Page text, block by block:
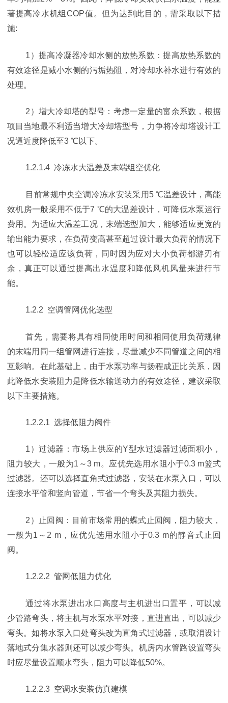
著提高冷水机组COP值。但为达到此目的，需采取以下措
施:
1）提高冷凝器冷却水侧的放热系数：提高放热系数的
有效途径是减小水侧的污垢热阻，对冷却水补水进行有效的
处理。
2）增大冷却塔的型号：考虑一定量的富余系数，根据
项目当地最不利适当增大冷却塔型号，力争将冷却塔设计工
况逼近度降低至3 ℃以下。
1.2.1.4 冷冻水大温差及末端组空优化
目前常规中央空调冷冻水安装采用5 ℃温差设计，高能
效机房一般采用不低于7 ℃的大温差设计，可降低水泵运行
费用。为适应大温差工况，末端选型加大，能够适应更宽的
输出能力要求，在负荷变高甚至超过设计最大负荷的情况下
也可以轻松适应该负荷，同时因为应对大小负荷都游刃有
余，真正可以通过提高出水温度和降低风机风量来进行节
能。
1.2.2 空调管网优化选型
首先，需要将具有相同使用时间和相同使用负荷规律
的末端用同一组管网进行连接，尽量减少不同管道之间的相
互影响。在此基础上，由于水泵功率与扬程成正比关系，因
此降低水安装阻力是降低水输送动力的有效途径，建议采取
以下主要措施。
1.2.2.1 选择低阻力阀件
1）过滤器：市场上供应的Y型水过滤器过滤面积小，
阻力较大，一般为1～3 m。应优先选用水阻小于0.3 m篮式
过滤器。还可以选择直角式过滤器，安装在水泵入口，可以
连接水平管和竖向管道，节省一个弯头及其阻力损失。
2）止回阀：目前市场常用的蝶式止回阀，阻力较大，
一般为1～2 m，应优先选用水阻小于0.3 m的静音式止回
阀。
1.2.2.2 管网低阻力优化
通过将水泵进出水口高度与主机进出口置平，可以减
少管路弯头，将主机与水泵水平对接，直进直出，可以减少
弯头。如将水泵入口处弯头改为直角式过滤器，或取消设计
落地式分集水器则还可以减少弯头。机房内水管路设置弯头
时应尽量设置顺水弯头，阻力可以降低50%。
1.2.2.3 空调水安装仿真建模